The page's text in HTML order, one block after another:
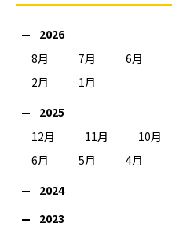
2026
8月
7月 6月
2月
1月
2025
12月
11月 10月
6月
5月 4月
2024
2023